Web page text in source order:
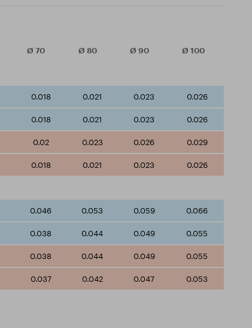
Ø 70 Ø 80 Ø 90 Ø 100
0.018 0.021 0.023 0.026
0.018 0.021 0.023 0.026
0.02 0.023 0.026 0.029
0.018 0.021 0.023 0.026
0.046 0.053 0.059 0.066
0.038 0.044 0.049 0.055
0.038 0.044 0.049 0.055
0.037 0.042 0.047 0.053